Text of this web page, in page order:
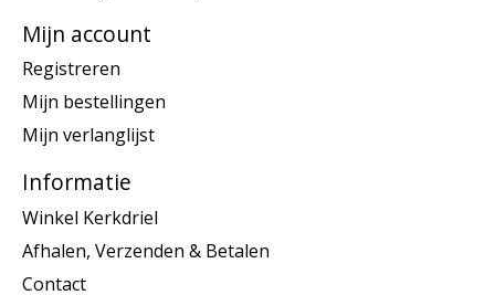
Mijn account
Registreren
Mijn bestellingen
Mijn verlanglijst
Informatie
Winkel Kerkdriel
Afhalen, Verzenden & Betalen
Contact